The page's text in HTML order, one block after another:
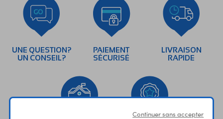
UNE QUESTION?
UN CONSEIL?
PAIEMENT
SÉCURISÉ
LIVRAISON
RAPIDE
Continuer sans accepter